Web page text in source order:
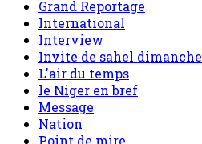
Grand Reportage
International
Interview
Invite de sahel dimanche
L'air du temps
le Niger en bref
Message
Nation
Point de mire